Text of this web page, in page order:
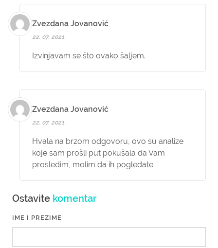
Zvezdana Jovanović
22. 07. 2021.
Izvinjavam se što ovako šaljem.
Zvezdana Jovanović
22. 07. 2021.
Hvala na brzom odgovoru, ovo su analize
koje sam prošli put pokušala da Vam
prosledim, molim da ih pogledate.
Ostavite komentar
IME I PREZIME